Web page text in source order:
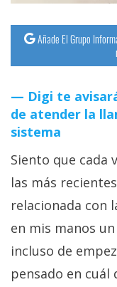
Añade El Grupo
Digi te
de atender la
sistema
Siento que cada
las más
relacionada con
en mis manos
incluso de
pensado en cuál